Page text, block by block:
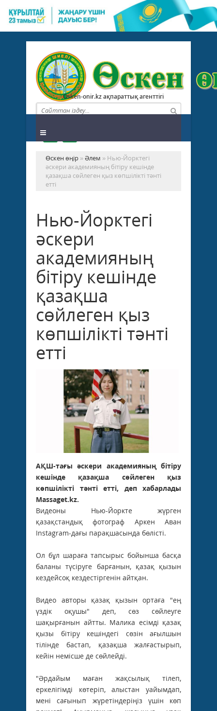
Osken-onir.kz ақпараттық агенттігі
Өскен өңір »Әлем » Нью-Йорктегі
әскери академияның бітіру кешінде
қазақша сөйлеген қыз көпшілікті тәнті
етті
Нью-Йорктегі
әскери
академияның
бітіру кешінде
қазақша
сөйлеген қыз
көпшілікті тәнті
етті
АҚШ-тағы әскери академияның бітіру
кешінде қазақша сөйлеген қыз
көпшілікті тәнті етті, деп хабарлады
Massaget.kz.
Видеоны Нью-Йоркте жүрген
қазақстандық фотограф Аркен Аван
Instagram-дағы парақшасында бөлісті.
Ол бұл шараға тапсырыс бойынша басқа
баланы түсіруге барғанын, қазақ қызын
кездейсоқ кездестіргенін айтқан.
Видео авторы қазақ қызын ортаға "ең
үздік оқушы" деп, сөз сөйлеуге
шақырғанын айтты. Малика есімді қазақ
қызы бітіру кешіндегі сөзін ағылшын
тілінде бастап, қазақша жалғастырып,
кейін немісше де сөйлейді.
"Әрдайым маған жақсылық тілеп,
еркелігімді көтеріп, алыстан уайымдап,
мені сағынып жүретіндеріңіз үшін көп